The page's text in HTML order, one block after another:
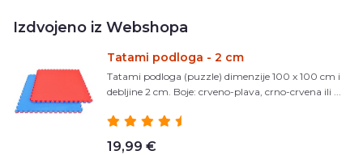
Izdvojeno iz Webshopa
Tatami podloga - 2 cm
Tatami podloga (puzzle) dimenzije 100 x 100 cm i
debljine 2 cm. Boje: crveno-plava, crno-crvena ili ...
19,99 €